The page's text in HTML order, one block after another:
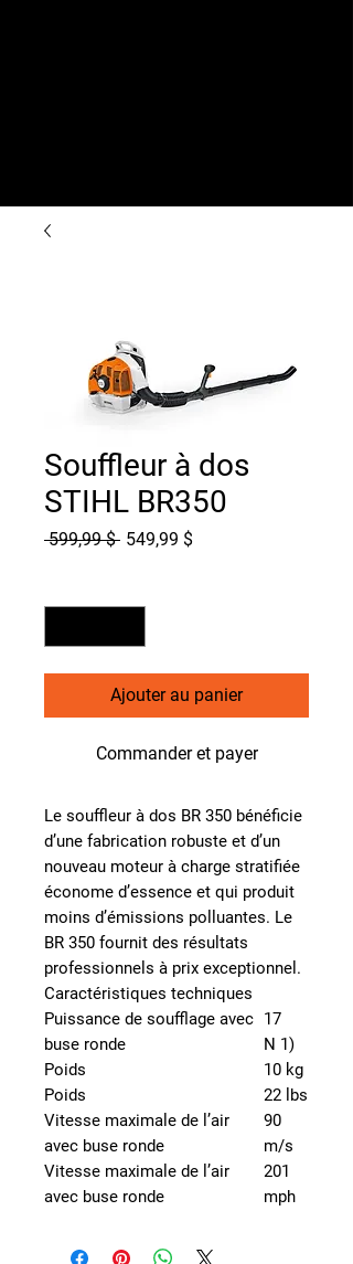
Souffleur à dos
STIHL BR350
599,99 $ Prix
549,99 $Prix
Ajouter au panier
Commander et payer
Le souffleur à dos BR 350 bénéficie
d’une fabrication robuste et d’un
nouveau moteur à charge stratifiée
économe d’essence et qui produit
moins d’émissions polluantes. Le
BR 350 fournit des résultats
professionnels à prix exceptionnel.
Caractéristiques techniques
Puissance de soufflage avec
buse ronde
17
N 1)
Poids
10 kg
Poids
22 lbs
Vitesse maximale de l’air
avec buse ronde
90
m/s
Vitesse maximale de l’air
avec buse ronde
201
mph